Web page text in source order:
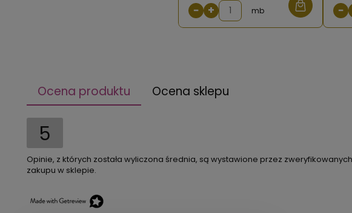
− + mb −
Ocena produktu Ocena sklepu
5
Opinie, z których została wyliczona średnia, są wystawione przez
zakupu w sklepie.